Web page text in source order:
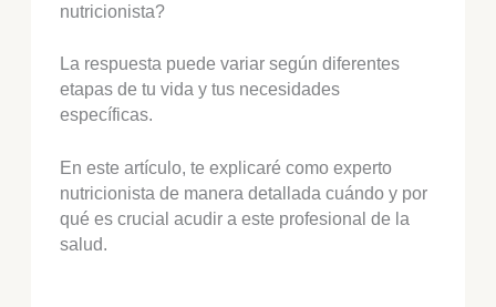
nutricionista?
La respuesta puede variar según diferentes
etapas de tu vida y tus necesidades
específicas.
En este artículo, te explicaré como experto
nutricionista de manera detallada cuándo y por
qué es crucial acudir a este profesional de la
salud.